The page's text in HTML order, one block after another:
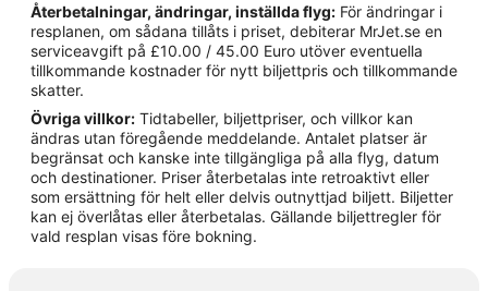
Hotell i Castelnuovo del Garda
Hotell i Castion Veronese
Hotell i Cavalcaselle
Hotell i Cola
Hotell i Costermano sul Garda
Hotell i Fumane
Hotell i Garda
Hotell i Lazise
Återbetalningar, ändringar, inställda flyg: För ändringar i
resplanen, om sådana tillåts i priset, debiterar MrJet.se en
serviceavgift på £10.00 / 45.00 Euro utöver eventuella
tillkommande kostnader för nytt biljettpris och tillkommande
skatter.
Övriga villkor: Tidtabeller, biljettpriser, och villkor kan
ändras utan föregående meddelande. Antalet platser är
begränsat och kanske inte tillgängliga på alla flyg, datum
och destinationer. Priser återbetalas inte retroaktivt eller
som ersättning för helt eller delvis outnyttjad biljett. Biljetter
kan ej överlåtas eller återbetalas. Gällande biljettregler för
vald resplan visas före bokning.